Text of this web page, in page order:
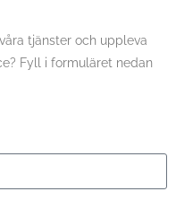
tjänster och uppleva
Fyll i formuläret nedan